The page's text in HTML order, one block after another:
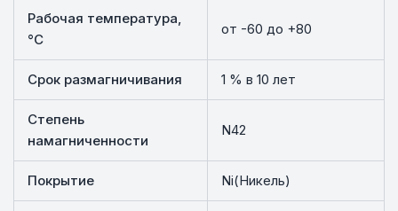
Рабочая температура,
°C
от -60 до +80
Срок размагничивания 1 % в 10 лет
Степень
намагниченности
N42
Покрытие Ni(Никель)